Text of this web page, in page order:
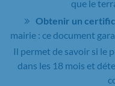
que le
Obtenir un
mairie : ce document
Il permet de savoir si le
dans les 18 mois et